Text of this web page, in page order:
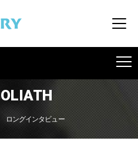
メ
ロングインタビュー